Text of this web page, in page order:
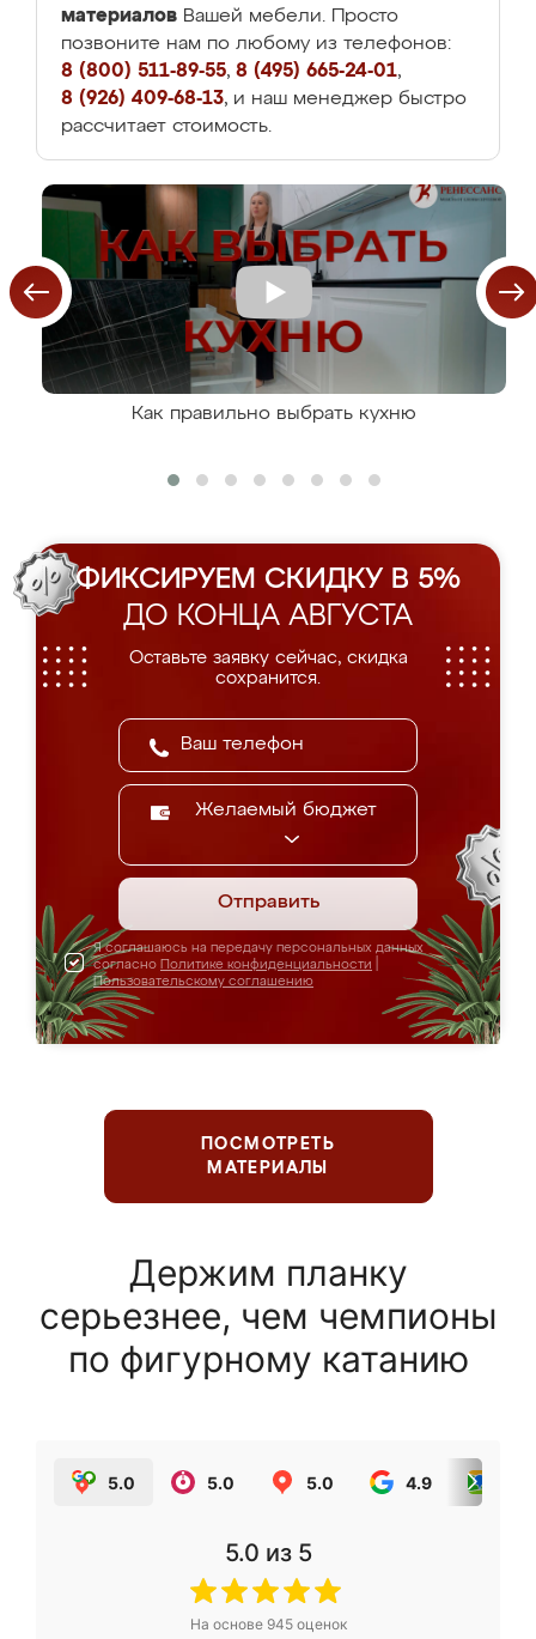
материалов Вашей мебели. Просто
позвоните нам по любому из телефонов:
8 (800) 511-89-55, 8 (495) 665-24-01,
8 (926) 409-68-13, и наш менеджер быстро
рассчитает стоимость.
Как правильно выбрать кухню
ФИКСИРУЕМ СКИДКУ В 5%
ДО КОНЦА АВГУСТА
Оставьте заявку сейчас, скидка
сохранится.
Желаемый бюджет
Отправить
Я соглашаюсь на передачу персональных данных
согласно Политике конфиденциальности
Пользовательскому соглашению
ПОСМОТРЕТЬ
МАТЕРИАЛЫ
Держим планку
серьезнее, чем чемпионы
по фигурному катанию
5.0 5.0 5.0 4.9
5.0 из 5
На основе 945оценок